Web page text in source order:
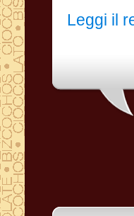
Leggi il